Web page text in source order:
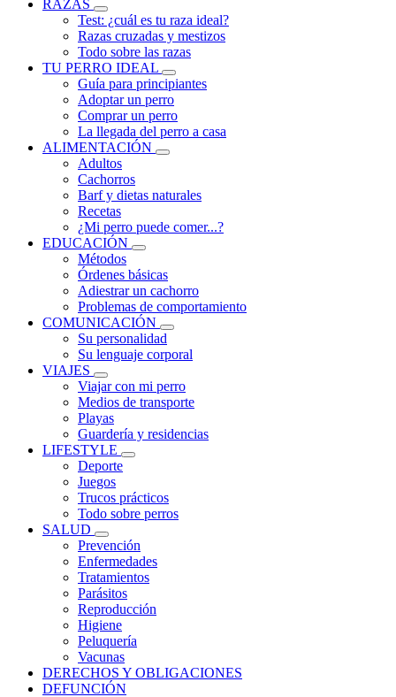
RAZAS
Test: ¿cuál es tu raza ideal?
Razas cruzadas y mestizos
Todo sobre las razas
TU PERRO IDEAL
Guía para principiantes
Adoptar un perro
Comprar un perro
La llegada del perro a casa
ALIMENTACIÓN
Adultos
Cachorros
Barf y dietas naturales
Recetas
¿Mi perro puede comer...?
EDUCACIÓN
Métodos
Órdenes básicas
Adiestrar un cachorro
Problemas de comportamiento
COMUNICACIÓN
Su personalidad
Su lenguaje corporal
VIAJES
Viajar con mi perro
Medios de transporte
Playas
Guardería y residencias
LIFESTYLE
Deporte
Juegos
Trucos prácticos
Todo sobre perros
SALUD
Prevención
Enfermedades
Tratamientos
Parásitos
Reproducción
Higiene
Peluquería
Vacunas
DERECHOS Y OBLIGACIONES
DEFUNCIÓN